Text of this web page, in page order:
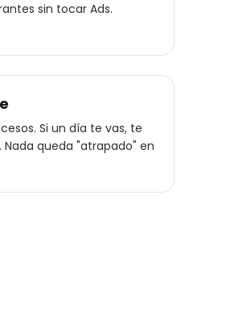
sin tocar Ads.
Si un día te vas, te
queda "atrapado" en